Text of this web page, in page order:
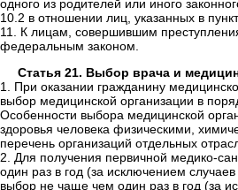
одного из родителей или иного
10.2 в отношении лиц, указанных в
11. К лицам, совершившим
федеральным законом.
Статья 21. Выбор врача и
1. При оказании гражданину
выбор медицинской организации в
Особенности выбора медицинской
здоровья человека физическими,
перечень организаций отдельных
2. Для получения первичной медико-
один раз в год (за исключением
выбор не чаще чем один раз в год (за